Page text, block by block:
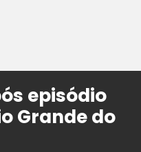
episódio
Grande do